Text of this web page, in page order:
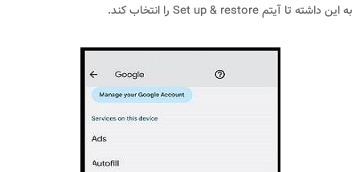
به این داشته تا آیتم Set up & restore را انتخاب کند.